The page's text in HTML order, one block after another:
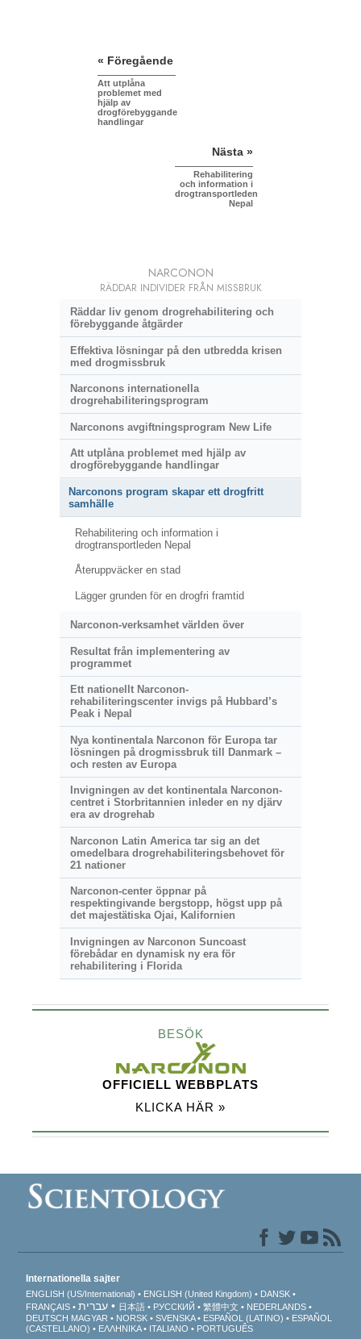
« Föregående
Att utplåna
problemet med
hjälp av
drogförebyggande
handlingar
Nästa »
Rehabilitering
och information i
drogtransportleden
Nepal
NARCONON
RÄDDAR INDIVIDER FRÅN MISSBRUK
Räddar liv genom drogrehabilitering och
förebyggande åtgärder
Effektiva lösningar på den utbredda krisen
med drogmissbruk
Narconons internationella
drogrehabiliteringsprogram
Narconons avgiftningsprogram New Life
Att utplåna problemet med hjälp av
drogförebyggande handlingar
Narconons program skapar ett drogfritt
samhälle
Rehabilitering och information i
drogtransportleden Nepal
Återuppväcker en stad
Lägger grunden för en drogfri framtid
Narconon-verksamhet världen över
Resultat från implementering av
programmet
Ett nationellt Narconon-
rehabiliteringscenter invigs på Hubbard’s
Peak i Nepal
Nya kontinentala Narconon för Europa tar
lösningen på drogmissbruk till Danmark –
och resten av Europa
Invigningen av det kontinentala Narconon-
centret i Storbritannien inleder en ny djärv
era av drogrehab
Narconon Latin America tar sig an det
omedelbara drogrehabiliteringsbehovet för
21 nationer
Narconon-center öppnar på
respektingivandebergstopp, högst upp på
det majestätiska Ojai, Kalifornien
Invigningen av Narconon Suncoast
förebådar en dynamisk ny era för
rehabilitering i Florida
BESÖK
OFFICIELL WEBBPLATS
KLICKA HÄR »
Internationella sajter
ENGLISH (US/International) ENGLISH (United Kingdom)
DANSK
FRANÇAIS
עברית 日本語 РУССКИЙ 繁體中文
NEDERLANDS
DEUTSCH MAGYAR NORSK SVENSKA ESPAÑOL (LATINO)
ESPAÑOL
(CASTELLANO)
ΕΛΛΗΝΙΚA ITALIANO PORTUGUÊS